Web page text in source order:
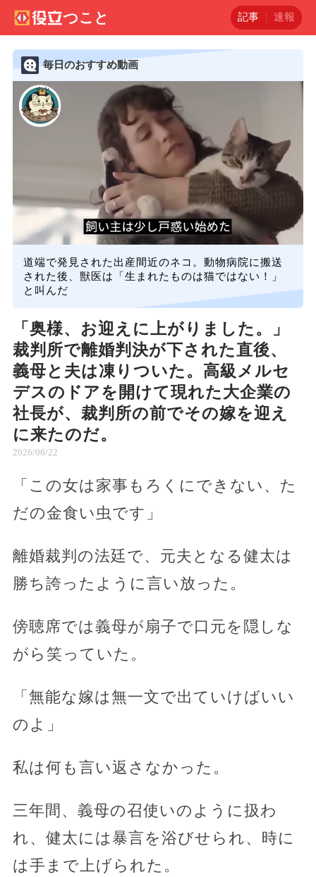
記事 速報
毎日のおすすめ動画
道端で発見された出産間近のネコ。動物病院に搬送
された後、獣医は「生まれたものは猫ではない！」
と叫んだ
「奥様、お迎えに上がりました。」
裁判所で離婚判決が下された直後、
義母と夫は凍りついた。高級メルセ
デスのドアを開けて現れた大企業の
社長が、裁判所の前でその嫁を迎え
に来たのだ。
2026/06/22
「この女は家事もろくにできない、た
だの金食い虫です」
離婚裁判の法廷で、元夫となる健太は
勝ち誇ったように言い放った。
傍聴席では義母が扇子で口元を隠しな
がら笑っていた。
「無能な嫁は無一文で出ていけばいい
のよ」
私は何も言い返さなかった。
三年間、義母の召使いのように扱わ
れ、健太には暴言を浴びせられ、時に
は手まで上げられた。